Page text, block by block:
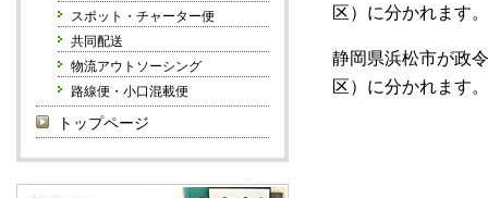
スポット・チャーター便
共同配送
物流アウトソーシング
路線便・小口混載便
トップページ
区）に分かれます。
静岡県浜松市が政
区）に分かれます。